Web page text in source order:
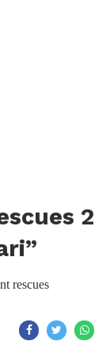
2
rescues